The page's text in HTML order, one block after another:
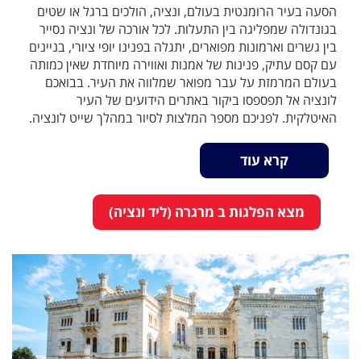
הסעה בעיר הרומנטית בעולם, ונציה, הולכים ברגל או שטים
בגונדולה שמפליגה בין התעלות. לכל אורכה של ונציה נסייר
בין גשרים וארמונות מפוארים, יתגלה בפנינו יופי ציורי, בניינים
עם קסם עתיק, פנינות של אמנות ואווירה מיוחדת שאין כמותה
בעולם המרמזת על עבר מפואר שמלווה את העיר. בבואכם
לונציה אל תפספסו ביקור באתרים הידועים של העיר
האיטלקית. לפניכם מספר המלצות לסיור במהלך שייט לונציה.
קרא עוד
מצא הפלגות ב מרגרה (ליד ונציה)